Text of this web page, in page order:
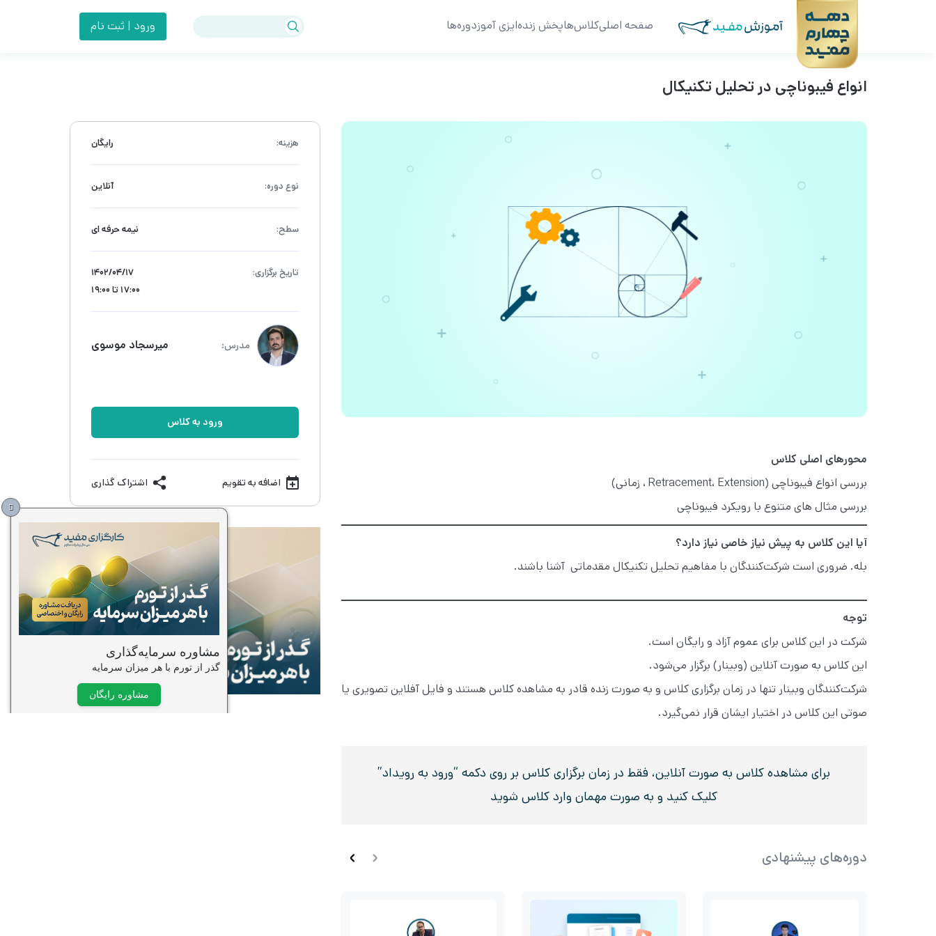
صفحه اصلیکلاس‌هاپخش زندهایزی آموزدوره‌ها ورود | ثبت نام
انواع فیبوناچی در تحلیل تکنیکال
محورهای اصلی کلاس
بررسی انواع فیبوناچی (Retracement، Extension ، زمانی)
بررسی مثال های متنوع با رویکرد فیبوناچی
آیا این کلاس به پیش نیاز خاصی نیاز دارد؟
بله. ضروری است شرکت‌کنندگان با مفاهیم تحلیل تکنیکال مقدماتی آشنا باشند.
توجه
شرکت در این کلاس برای عموم آزاد و رایگان است.
این کلاس به صورت آنلاین (وبینار) برگزار می‌شود.
شرکت‌کنندگان وبینار تنها در زمان برگزاری کلاس و به صورت زنده قادر به مشاهده کلاس هستند و فایل آفلاین تصویری یا
صوتی این کلاس در اختیار ایشان قرار نمی‌گیرد.
برای مشاهده کلاس به صورت آنلاین، فقط در زمان برگزاری کلاس بر روی دکمه “ورود به رویداد”
کلیک کنید و به صورت مهمان وارد کلاس شوید
دوره‌های پیشنهادی
هزینه: رایگان
نوع دوره: آنلاین
سطح: نیمه حرفه ای
تاریخ برگزاری:
۱۴۰۲/۰۴/۱۷
17:00 تا 19:00
مدرس: میرسجاد موسوی
ورود به کلاس
اضافه به تقویم اشتراک گذاری